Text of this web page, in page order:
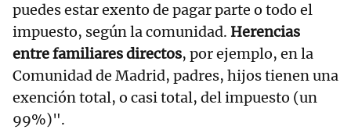
puedes estar exento de pagar parte o todo el
impuesto, según la comunidad. Herencias
entre familiares directos, por ejemplo, en la
Comunidad de Madrid, padres, hijos tienen una
exención total, o casi total, del impuesto (un
99%)".